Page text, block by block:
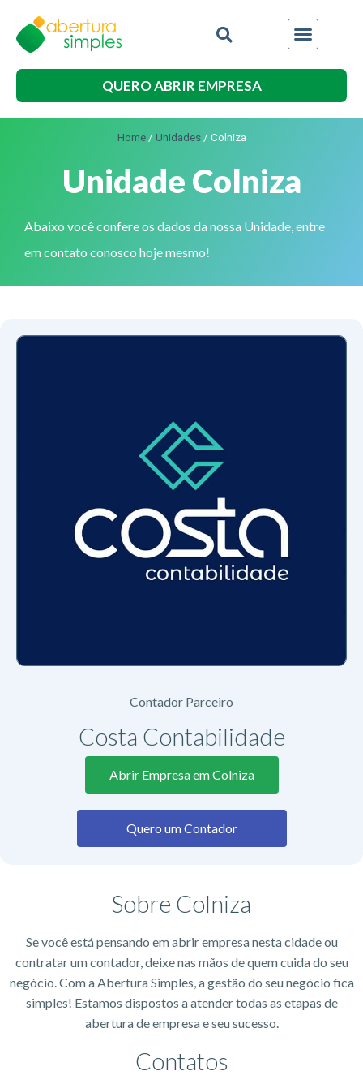
QUERO ABRIR EMPRESA
Home/ Unidades/ Colniza
Unidade Colniza
Abaixo você confere os dados da nossa Unidade, entre
em contato conosco hoje mesmo!
Contador Parceiro
Costa Contabilidade
Abrir Empresa em Colniza
Quero um Contador
Sobre Colniza
Se você está pensando em abrir empresa nesta cidade ou
contratar um contador, deixe nas mãos de quem cuida do seu
negócio. Com a Abertura Simples, a gestão do seu negócio fica
simples! Estamos dispostos a atender todas as etapas de
abertura de empresa e seu sucesso.
Contatos